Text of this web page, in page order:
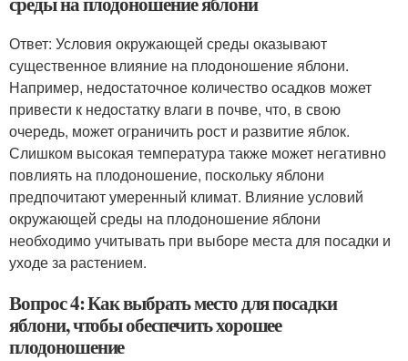
Ответ: Условия окружающей среды оказывают
существенное влияние на плодоношение яблони.
Например, недостаточное количество осадков может
привести к недостатку влаги в почве, что, в свою
очередь, может ограничить рост и развитие яблок.
Слишком высокая температура также может негативно
повлиять на плодоношение, поскольку яблони
предпочитают умеренный климат. Влияние условий
окружающей среды на плодоношение яблони
необходимо учитывать при выборе места для посадки и
уходе за растением.
Вопрос 4: Как выбрать место для посадки
яблони, чтобы обеспечить хорошее
плодоношение